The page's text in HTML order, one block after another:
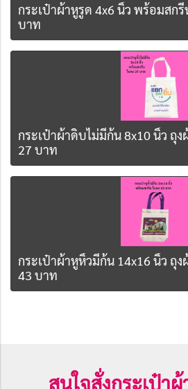
กระเป๋าผ้าหูรูด 4x6 นิ้ว พร้อมสก
บาท
กระเป๋าผ้าดิบไม่มีก้น 8x10 นิ้ว ถุ
27 บาท
กระเป๋าผ้าหูหิ้วมีก้น 14x16 นิ้ว ถุ
43 บาท
สนใจสั่งกระเป๋า